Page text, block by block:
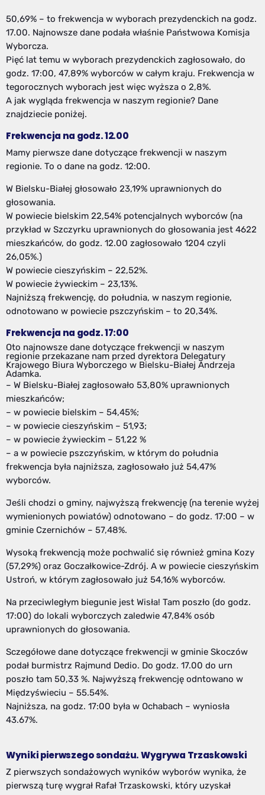
50,69% – to frekwencja w wyborach prezydenckich na godz.
17.00. Najnowsze dane podała właśnie Państwowa Komisja
Wyborcza.
Pięć lat temu w wyborach prezydenckich zagłosowało, do
godz. 17:00, 47,89% wyborców w całym kraju. Frekwencja w
tegorocznych wyborach jest więc wyższa o 2,8%.
A jak wygląda frekwencja w naszym regionie? Dane
znajdziecie poniżej.
Frekwencja na godz. 12.00
Mamy pierwsze dane dotyczące frekwencji w naszym
regionie. To o dane na godz. 12:00.
W Bielsku-Białej głosowało 23,19% uprawnionych do
głosowania.
W powiecie bielskim 22,54% potencjalnych wyborców (na
przykład w Szczyrku uprawnionych do głosowania jest 4622
mieszkańców, do godz. 12.00 zagłosowało 1204 czyli
26,05%.)
W powiecie cieszyńskim – 22,52%.
W powiecie żywieckim – 23,13%.
Najniższą frekwencję, do południa, w naszym regionie,
odnotowano w powiecie pszczyńskim – to 20,34%.
Frekwencja na godz. 17:00
Oto najnowsze dane dotyczące frekwencji w naszym
regionie przekazane nam przed dyrektora Delegatury
Krajowego Biura Wyborczego w Bielsku-Białej Andrzeja
Adamka.
– W Bielsku-Białej zagłosowało 53,80% uprawnionych
mieszkańców;
– w powiecie bielskim – 54,45%;
– w powiecie cieszyńskim – 51,93;
– w powiecie żywieckim – 51,22 %
– a w powiecie pszczyńskim, w którym do południa
frekwencja była najniższa, zagłosowało już 54,47%
wyborców.
Jeśli chodzi o gminy, najwyższą frekwencję (na terenie wyżej
wymienionych powiatów) odnotowano – do godz. 17:00 – w
gminie Czernichów – 57,48%.
Wysoką frekwencją może pochwalić się również gmina Kozy
(57,29%) oraz Goczałkowice-Zdrój. A w powiecie cieszyńskim
Ustroń, w którym zagłosowało już 54,16% wyborców.
Na przeciwległym biegunie jest Wisła! Tam poszło (do godz.
17:00) do lokali wyborczych zaledwie 47,84% osób
uprawnionych do głosowania.
Sczegółowe dane dotyczące frekwencji w gminie Skoczów
podał burmistrz Rajmund Dedio. Do godz. 17.00 do urn
poszło tam 50,33 %. Najwyższą frekwencję odntowano w
Międzyświeciu – 55.54%.
Najniższa, na godz. 17:00 była w Ochabach – wyniosła
43.67%.
Wyniki pierwszego sondażu. Wygrywa Trzaskowski
Z pierwszych sondażowych wyników wyborów wynika, że
pierwszą turę wygrał Rafał Trzaskowski, który uzyskał